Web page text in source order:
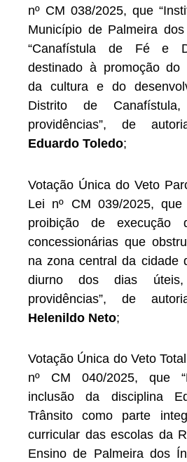
nº CM 038/2025, que
Município de Palmeira
“Canafístula de Fé e
destinado à promoção do
da cultura e do
Distrito de
providências”, de
Eduardo Toledo;
Votação Única do Veto
Lei nº CM 039/2025,
proibição de execução
concessionárias que
na zona central da cidade
diurno dos dias
providências”, de
Helenildo Neto;
Votação Única do Veto
nº CM 040/2025, que
inclusão da disciplina
Trânsito como parte
curricular das escolas da
Ensino de Palmeira dos